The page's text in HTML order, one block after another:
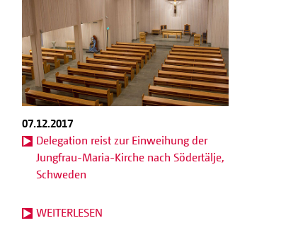
07.12.2017
Delegation reist zur Einweihung der
Jungfrau-Maria-Kirche nach Södertälje,
Schweden
WEITERLESEN